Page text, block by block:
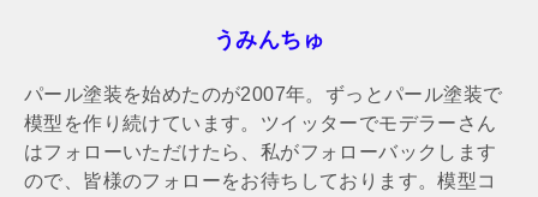
うみんちゅ
パール塗装を始めたのが2007年。ずっとパール塗装で
模型を作り続けています。ツイッターでモデラーさん
はフォローいただけたら、私がフォローバックします
ので、皆様のフォローをお待ちしております。模型コ